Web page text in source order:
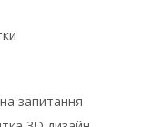
на запитання